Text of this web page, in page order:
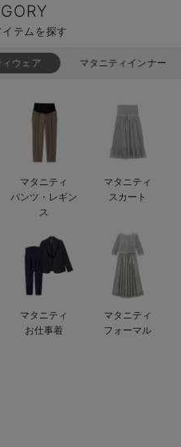
ベビーシューズ・ファーストシューズ・ベビー靴下
準備品
ベビー
あったかアイテム｜
もらって嬉しいギフト
何枚あっても嬉しい
長く使えるアイテム
お部屋映えアイテム
裏起毛素材
テムを探す
ィウェア マタニティインナー
マタニティ
パンツ・レギン
ス
マタニティ
スカート
マタニティ
お仕事着
マタニティ
フォーマル